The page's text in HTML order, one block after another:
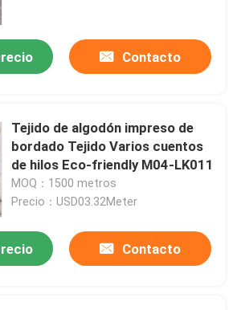
Contacto
Tejido de algodón impreso de
bordado Tejido Varios cuentos
de hilos Eco-friendly M04-LK011
MOQ：1500 metros
Precio：USD03.32Meter
Contacto